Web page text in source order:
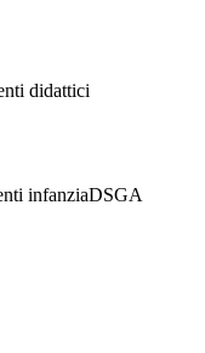
didattici
infanziaDSGA